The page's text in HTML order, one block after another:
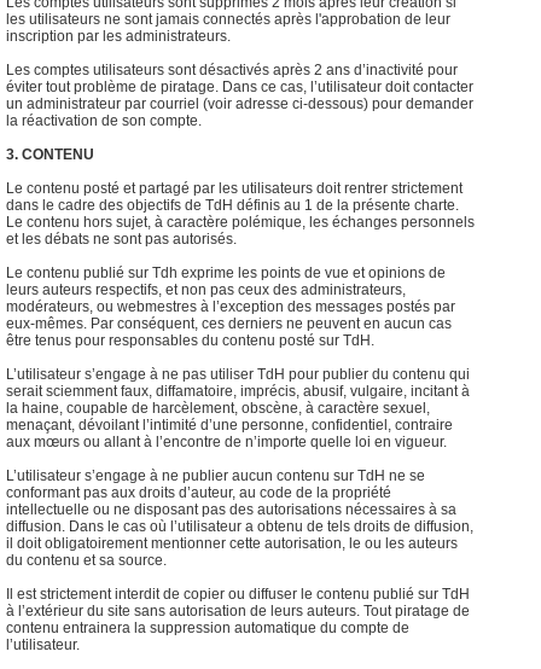
les utilisateurs ne sont jamais connectés après l'approbation de leur
inscription par les administrateurs.
Les comptes utilisateurs sont désactivés après 2 ans d’inactivité pour
éviter tout problème de piratage. Dans ce cas, l’utilisateur doit contacter
un administrateur par courriel (voir adresse ci-dessous) pour demander
la réactivation de son compte.
3. CONTENU
Le contenu posté et partagé par les utilisateurs doit rentrer strictement
dans le cadre des objectifs de TdH définis au 1 de la présente charte.
Le contenu hors sujet, à caractère polémique, les échanges personnels
et les débats ne sont pas autorisés.
Le contenu publié sur Tdh exprime les points de vue et opinions de
leurs auteurs respectifs, et non pas ceux des administrateurs,
modérateurs, ou webmestres à l’exception des messages postés par
eux-mêmes. Par conséquent, ces derniers ne peuvent en aucun cas
être tenus pour responsables du contenu posté sur TdH.
L’utilisateur s’engage à ne pas utiliser TdH pour publier du contenu qui
serait sciemment faux, diffamatoire, imprécis, abusif, vulgaire, incitant à
la haine, coupable de harcèlement, obscène, à caractère sexuel,
menaçant, dévoilant l’intimité d’une personne, confidentiel, contraire
aux mœurs ou allant à l’encontre de n’importe quelle loi en vigueur.
L’utilisateur s’engage à ne publier aucun contenu sur TdH ne se
conformant pas aux droits d’auteur, au code de la propriété
intellectuelle ou ne disposant pas des autorisations nécessaires à sa
diffusion. Dans le cas où l’utilisateur a obtenu de tels droits de diffusion,
il doit obligatoirement mentionner cette autorisation, le ou les auteurs
du contenu et sa source.
Il est strictement interdit de copier ou diffuser le contenu publié sur TdH
à l’extérieur du site sans autorisation de leurs auteurs. Tout piratage de
contenu entrainera la suppression automatique du compte de
l’utilisateur.